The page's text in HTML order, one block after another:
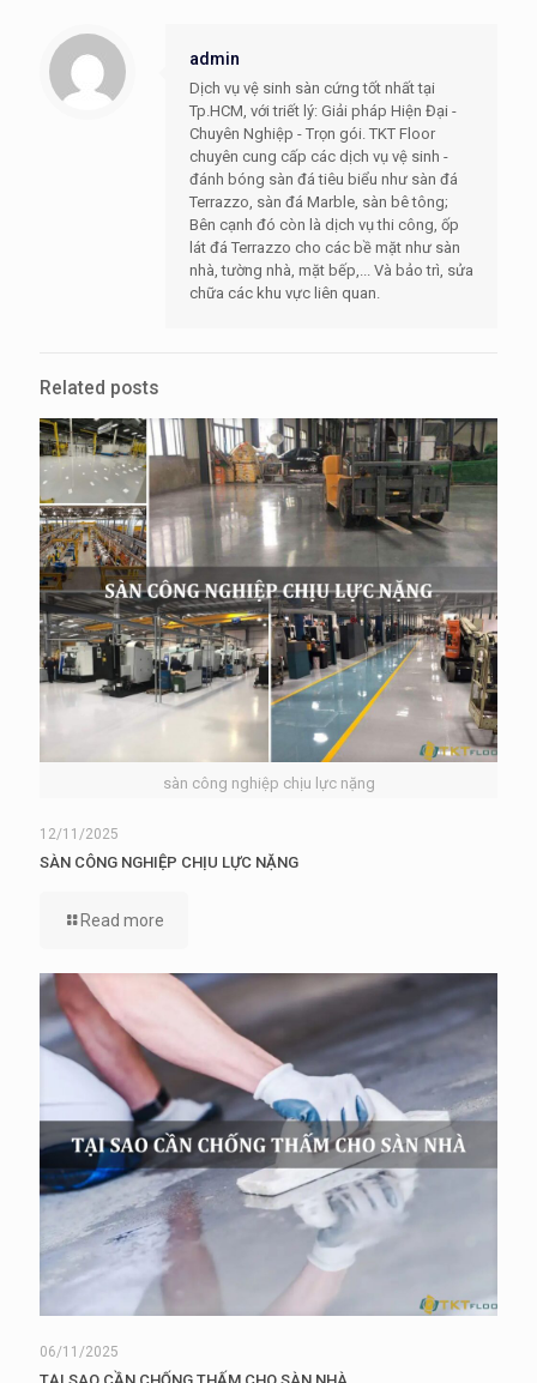
admin
Dịch vụ vệ sinh sàn cứng tốt nhất tại
Tp.HCM, với triết lý: Giải pháp Hiện Đại -
Chuyên Nghiệp - Trọn gói. TKT Floor
chuyên cung cấp các dịch vụ vệ sinh -
đánh bóng sàn đá tiêu biểu như sàn đá
Terrazzo, sàn đá Marble, sàn bê tông;
Bên cạnh đó còn là dịch vụ thi công, ốp
lát đá Terrazzo cho các bề mặt như sàn
nhà, tường nhà, mặt bếp,... Và bảo trì, sửa
chữa các khu vực liên quan.
Related posts
sàn công nghiệp chịu lực nặng
12/11/2025
SÀN CÔNG NGHIỆP CHỊU LỰC NẶNG
Read more
06/11/2025